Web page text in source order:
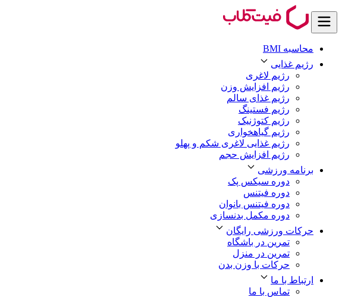
محاسبه BMI
رژیم غذایی
رژیم لاغری
رژیم افزایش وزن
رژیم غذای سالم
رژیم فستینگ
رژیم کتوژنیک
رژیم گیاهخواری
رژیم غذایی لاغری شکم و پهلو
رژیم افزایش حجم
برنامه ورزشی
دوره سیکس پک
دوره فیتنس
دوره فیتنس بانوان
دوره مکمل بدنسازی
حرکات ورزشی رایگان
تمرین در باشگاه
تمرین در منزل
حرکات با وزن بدن
ارتباط با ما
تماس با ما